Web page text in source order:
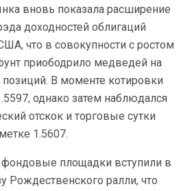
вновь показала расширение
доходностей облигаций
что в совокупности с ростом
приободрило медведей на
В моменте котировки
однако затем наблюдался
отскок и торговые сутки
1.5607.
площадки вступили в
ралли, что